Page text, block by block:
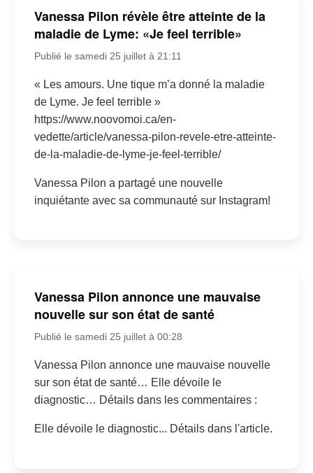
Vanessa Pilon révèle être atteinte de la
maladie de Lyme: «Je feel terrible»
Publié le samedi 25 juillet à 21:11
« Les amours. Une tique m’a donné la maladie
de Lyme. Je feel terrible »
https://www.noovomoi.ca/en-
vedette/article/vanessa-pilon-revele-etre-atteinte-
de-la-maladie-de-lyme-je-feel-terrible/
Vanessa Pilon a partagé une nouvelle
inquiétante avec sa communauté sur Instagram!
Vanessa Pilon annonce une mauvaise
nouvelle sur son état de santé
Publié le samedi 25 juillet à 00:28
Vanessa Pilon annonce une mauvaise nouvelle
sur son état de santé… Elle dévoile le
diagnostic… Détails dans les commentaires :
Elle dévoile le diagnostic... Détails dans l'article.